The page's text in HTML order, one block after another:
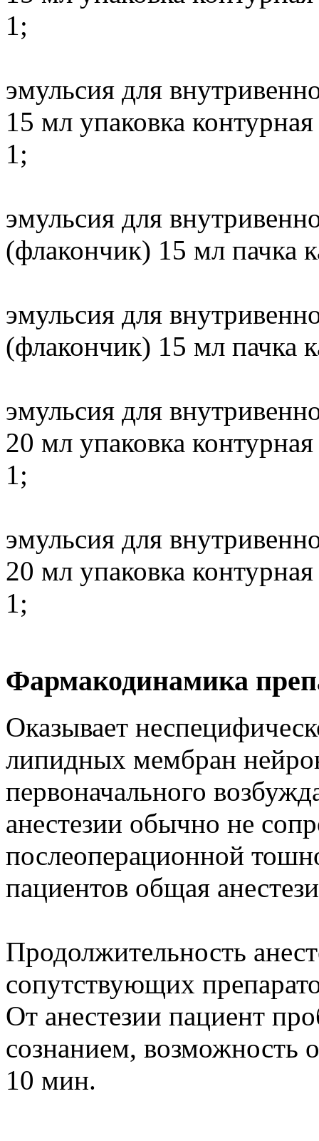
1;
эмульсия для
15 мл упаковка
1;
эмульсия для
(флакончик) 15 мл пачка
эмульсия для
(флакончик) 15 мл пачка
эмульсия для
20 мл упаковка
1;
эмульсия для
20 мл упаковка
1;
Фармакодинамика
Оказывает
липидных мембран
первоначального
анестезии обычно не
послеоперационной
пациентов общая
Продолжительность
сопутствующих
От анестезии пациент
сознанием, возможность
10 мин.